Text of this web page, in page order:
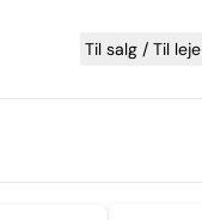
Til salg / Til leje